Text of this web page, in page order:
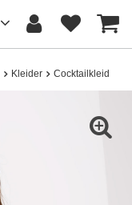
Kleider Cocktailkleider /